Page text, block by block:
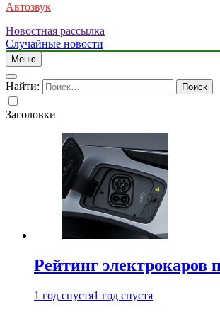
Автозвук
Новостная рассылка
Случайные новости
Меню
Найти:
Заголовки
Рейтинг электрокаров
1 год спустя1 год спустя